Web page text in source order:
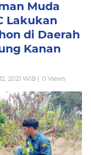
Muda
Lakukan
di Daerah
Kanan
2021 WIB | 0Views